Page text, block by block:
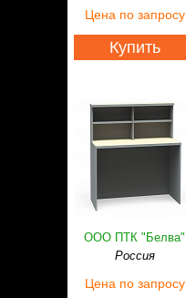
Контакты
Цена по запросу
Купить
ООО ПТК "Белва"
Россия
Цена по запросу